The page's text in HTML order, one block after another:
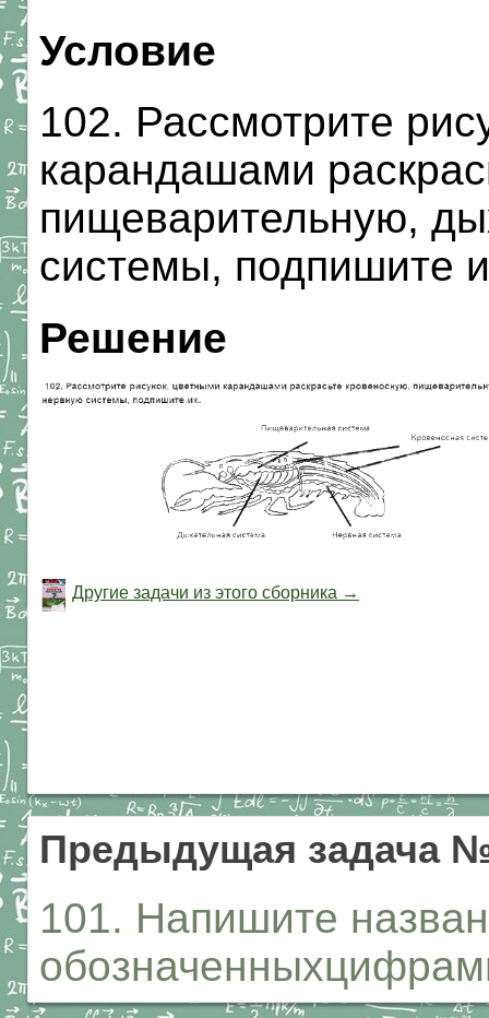
Условие
102. Рассмотрите
карандашами
пищеварительную,
системы, подпишите
Решение
Другие задачи из этого сборника →
Предыдущая задача
101. Напишите